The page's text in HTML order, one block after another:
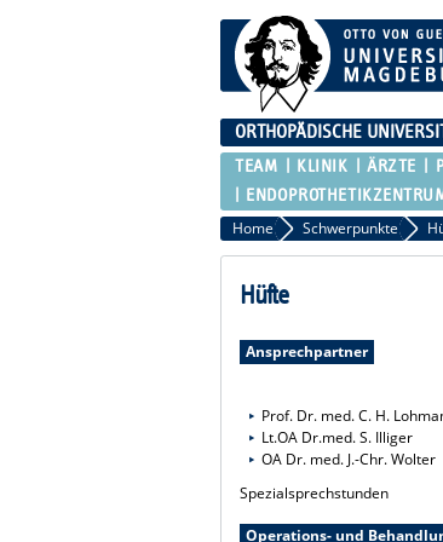
ORTHOPÄDISCHE
TEAM KLINIK ÄRZTE
Home Schwerpunkte
Hüfte
Ansprechpartner
Prof. Dr. med. C. H.
Lt.OA Dr.med. S. Illiger
OA Dr. med. J.-Chr. Wolter
Spezialsprechstunden
Operations- und